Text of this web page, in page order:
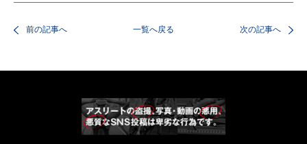
前の記事へ 一覧へ戻る 次の記事へ